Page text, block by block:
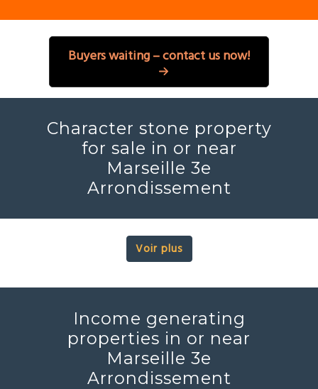
Buyers waiting – contact us now!
Character stone property
for sale in or near
Marseille 3e
Arrondissement
Voir plus
Income generating
properties in or near
Marseille 3e
Arrondissement